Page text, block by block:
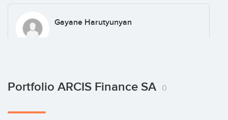
Gayane Harutyunyan
David Coudray
Portfolio ARCIS Finance SA 0